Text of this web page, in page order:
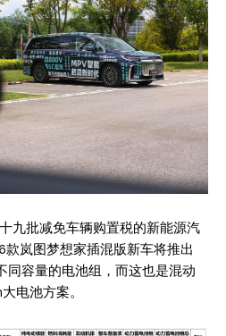
九批减免车辆购置税的新能源汽
岚图梦想家插混版新车将推出
容量的电池组，而这也是混动
电池方案。